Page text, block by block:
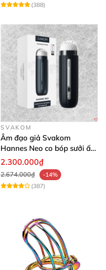
(388)
SVAKOM
Âm đạo giả Svakom
Hannes Neo co bóp sưởi ấm
app điều khiển tiện lợi
2.300.000₫
2.674.000₫
-14%
(387)